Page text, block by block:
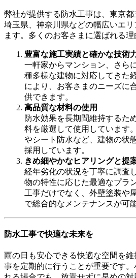
弊社が提供する防水工事は、東京都
埼玉県、神奈川県などの幅広いエ
ます。多くのお客さまに選ばれる理
豊富な施工実績と確かな技術
一軒家からマンション、さら
種多様な建物に対応してきた
により、お客さまのニーズに
供できます。
高品質な材料の使用
防水効果を長期間維持するた
料を厳選して使用しています
やシート防水など、建物の状
採用しています。
きめ細やかなヒアリングと提
経年劣化の状況を丁寧に調査
物の特性に応じた最適なプラ
工事だけでなく、外壁塗装や
で総合的なメンテナンスが可
防水工事で快適な未来を
雨の日も安心できる快適な空間を
事を定期的に行うことが重要です